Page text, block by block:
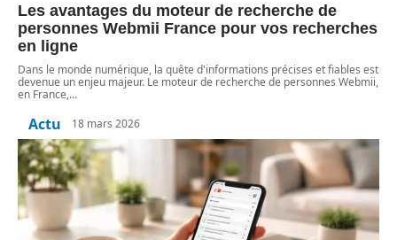
Les avantages du moteur de recherche de
personnes Webmii France pour vos recherches
en ligne
Dans le monde numérique, la quête d'informations précises et fiables est
devenue un enjeu majeur. Le moteur de recherche de personnes Webmii,
en France,…
Actu 18 mars 2026